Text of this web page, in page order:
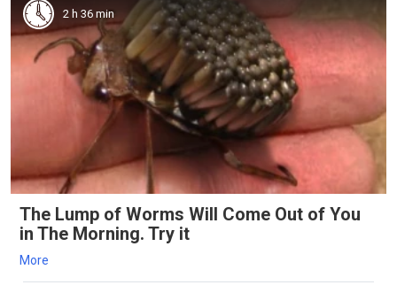
2 h 36 min
The Lump of Worms Will Come Out of You
in The Morning. Try it
More